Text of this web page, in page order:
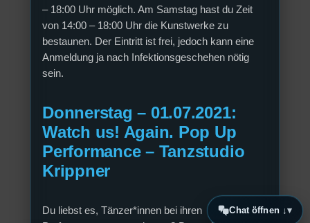
– 18:00 Uhr möglich. Am Samstag hast du Zeit
von 14:00 – 18:00 Uhr die Kunstwerke zu
bestaunen. Der Eintritt ist frei, jedoch kann eine
Anmeldung ja nach Infektionsgeschehen nötig
sein.
Donnerstag – 01.07.2021:
Watch us! Again. Pop Up
Performance – Tanzstudio
Krippner
Du liebst es, Tänzer*innen bei ihren
Chat öffnen ↓